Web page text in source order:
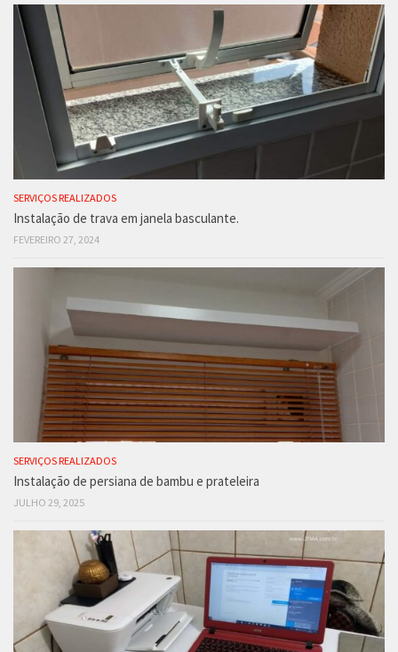
SERVIÇOS REALIZADOS
Instalação de trava em janela basculante.
FEVEREIRO 27, 2024
SERVIÇOS REALIZADOS
Instalação de persiana de bambu e prateleira
JULHO 29, 2025